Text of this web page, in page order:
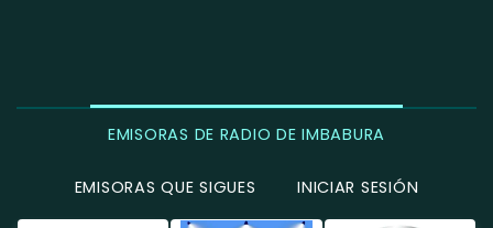
EMISORAS DE RADIO DE IMBABURA
EMISORAS QUE SIGUES INICIAR SESIÓN